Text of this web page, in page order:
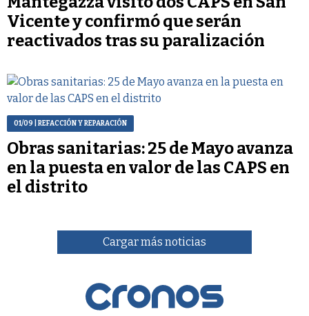
Vicente y confirmó que serán
reactivados tras su paralización
01/09 | REFACCIÓN Y REPARACIÓN
Obras sanitarias: 25 de Mayo avanza
en la puesta en valor de las CAPS en
el distrito
Cargar más noticias